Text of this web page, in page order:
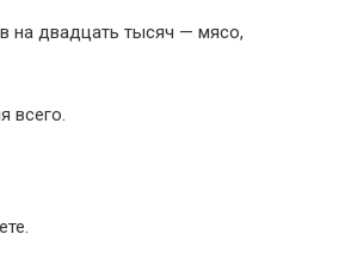
на двадцать тысяч — мясо,
всего.